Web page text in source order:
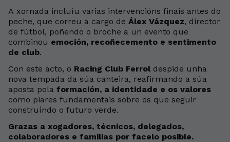
A xornada incluíu varias intervencións finais antes do
peche, que correu a cargo de Álex Vázquez, director
de fútbol, poñendo o broche a un evento que
combinou emoción, recoñecemento e sentimento
de club.
Con este acto, o Racing Club Ferrol despide unha
nova tempada da súa canteira, reafirmando a súa
aposta pola formación, a identidade e os valores
como piares fundamentais sobre os que seguir
construíndo o futuro verde.
Grazas a xogadores, técnicos, delegados,
colaboradores e familias por facelo posible.